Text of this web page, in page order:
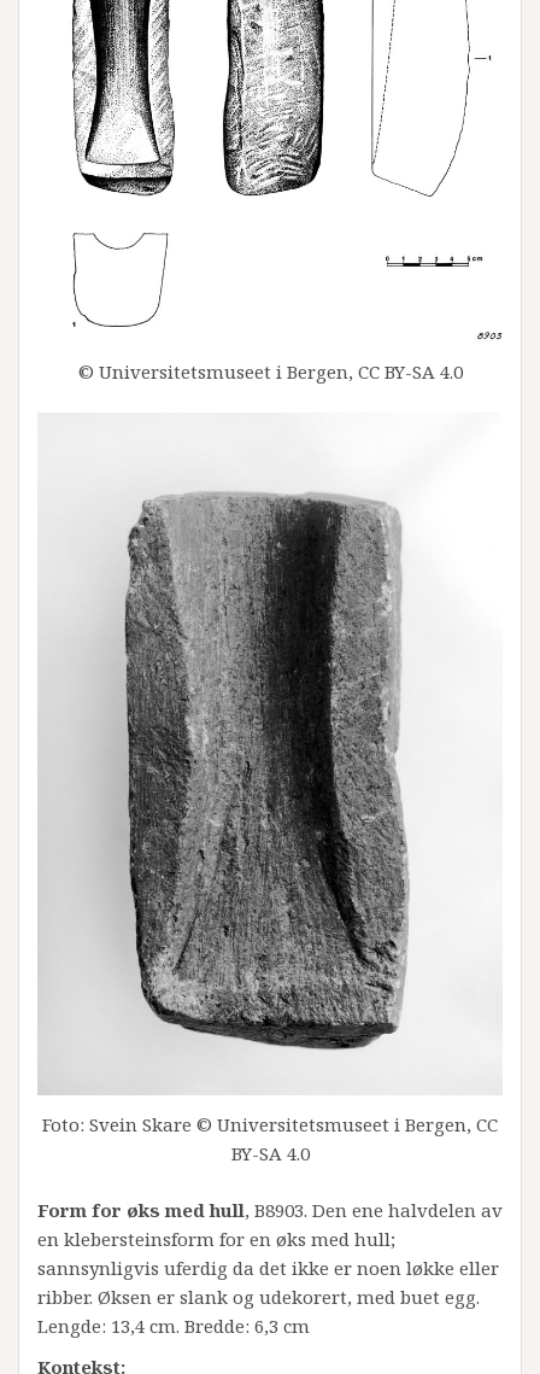
© Universitetsmuseet i Bergen, CC BY-SA 4.0
Foto: Svein Skare © Universitetsmuseet i Bergen, CC
BY-SA 4.0
Form for øks med hull, B8903. Den ene halvdelen av
en klebersteinsform for en øks med hull;
sannsynligvis uferdig da det ikke er noen løkke eller
ribber. Øksen er slank og udekorert, med buet egg.
Lengde: 13,4 cm. Bredde: 6,3 cm
Kontekst: